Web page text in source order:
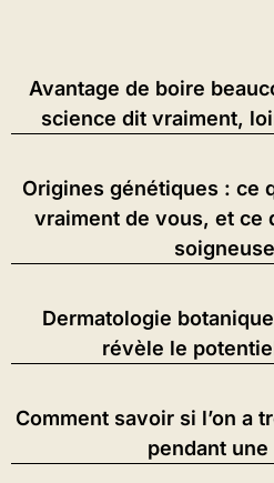
Avantage de boire
science dit vraiment,
Origines génétiques : ce
vraiment de vous, et ce
Dermatologie
révèle le
Comment savoir si l’on a
pendant une